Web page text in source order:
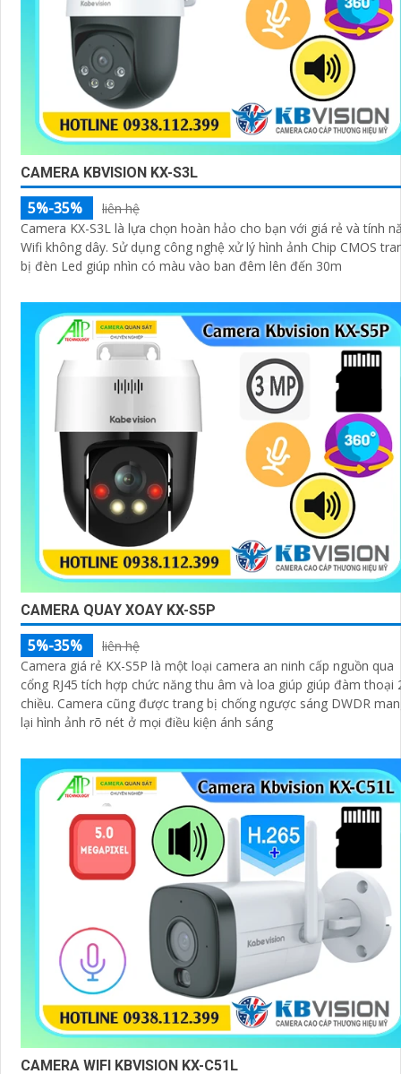
CAMERA KBVISION KX-S3L
5%-35%
liên hệ
Camera KX-S3L là lựa chọn hoàn hảo cho bạn với giá rẻ và tính
Wifi không dây. Sử dụng công nghệ xử lý hình ảnh Chip CMOS trang
bị đèn Led giúp nhìn có màu vào ban đêm lên đến 30m
CAMERA QUAY XOAY KX-S5P
5%-35%
liên hệ
Camera giá rẻ KX-S5P là một loại camera an ninh cấp nguồn qua
cổng RJ45 tích hợp chức năng thu âm và loa giúp giúp đàm thoại
chiều. Camera cũng được trang bị chống ngược sáng DWDR mang
lại hình ảnh rõ nét ở mọi điều kiện ánh sáng
CAMERA WIFI KBVISION KX-C51L